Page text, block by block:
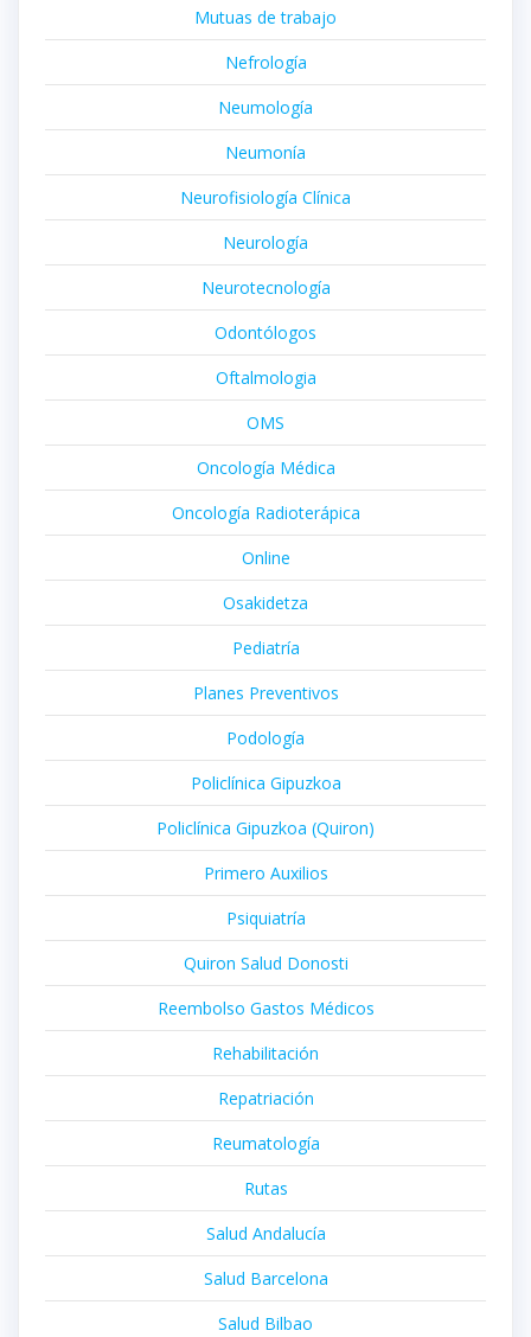
Mutuas de trabajo
Nefrología
Neumología
Neumonía
Neurofisiología Clínica
Neurología
Neurotecnología
Odontólogos
Oftalmologia
OMS
Oncología Médica
Oncología Radioterápica
Online
Osakidetza
Pediatría
Planes Preventivos
Podología
Policlínica Gipuzkoa
Policlínica Gipuzkoa (Quiron)
Primero Auxilios
Psiquiatría
Quiron Salud Donosti
Reembolso Gastos Médicos
Rehabilitación
Repatriación
Reumatología
Rutas
Salud Andalucía
Salud Barcelona
Salud Bilbao